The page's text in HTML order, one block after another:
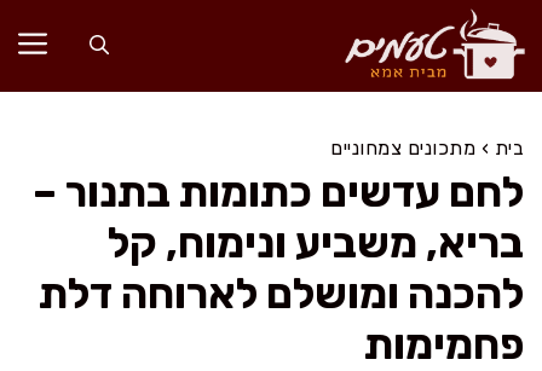
לדלג
לתוכן
בית › מתכונים צמחוניים
לחם עדשים כתומות בתנור –
בריא, משביע ונימוח, קל
להכנה ומושלם לארוחה דלת
פחמימות